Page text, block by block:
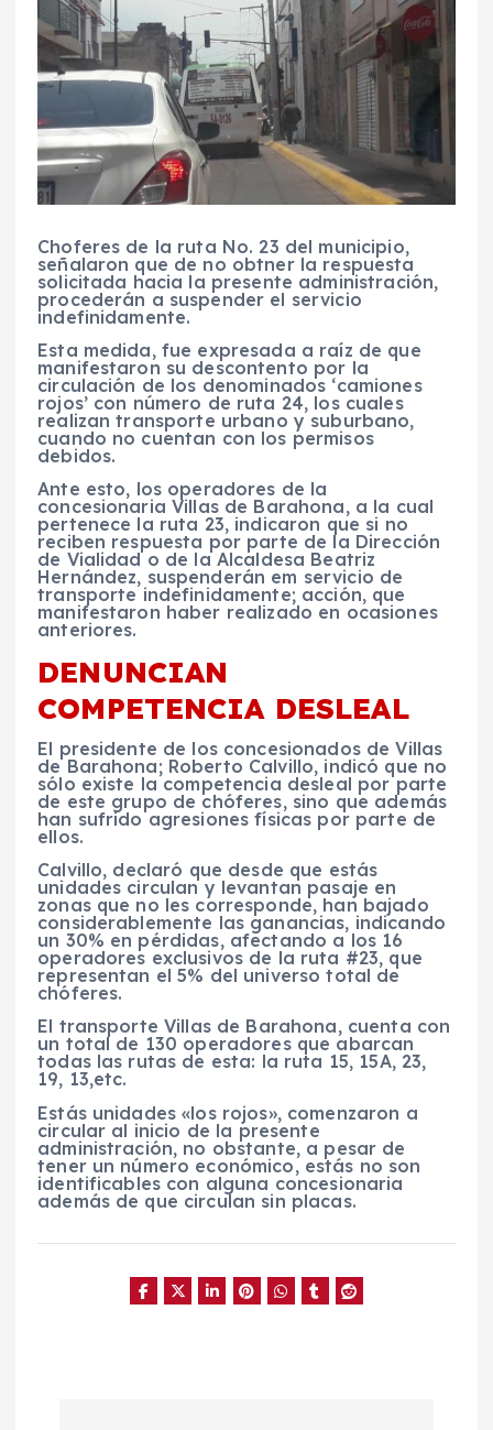
Choferes de la ruta No. 23 del municipio,
señalaron que de no obtner la respuesta
solicitada hacia la presente administración,
procederán a suspender el servicio
indefinidamente.
Esta medida, fue expresada a raíz de que
manifestaron su descontento por la
circulación de los denominados ‘camiones
rojos’ con número de ruta 24, los cuales
realizan transporte urbano y suburbano,
cuando no cuentan con los permisos
debidos.
Ante esto, los operadores de la
concesionaria Villas de Barahona, a la cual
pertenece la ruta 23, indicaron que si no
reciben respuesta por parte de la Dirección
de Vialidad o de la Alcaldesa Beatriz
Hernández, suspenderán em servicio de
transporte indefinidamente; acción, que
manifestaron haber realizado en ocasiones
anteriores.
DENUNCIAN
COMPETENCIA DESLEAL
El presidente de los concesionados de Villas
de Barahona; Roberto Calvillo, indicó que no
sólo existe la competencia desleal por parte
de este grupo de chóferes, sino que además
han sufrido agresiones físicas por parte de
ellos.
Calvillo, declaró que desde que estás
unidades circulan y levantan pasaje en
zonas que no les corresponde, han bajado
considerablemente las ganancias, indicando
un 30% en pérdidas, afectando a los 16
operadores exclusivos de la ruta #23, que
representan el 5% del universo total de
chóferes.
El transporte Villas de Barahona, cuenta con
un total de 130 operadores que abarcan
todas las rutas de esta: la ruta 15, 15A, 23,
19, 13,etc.
Estás unidades «los rojos», comenzaron a
circular al inicio de la presente
administración, no obstante, a pesar de
tener un número económico, estás no son
identificables con alguna concesionaria
además de que circulan sin placas.